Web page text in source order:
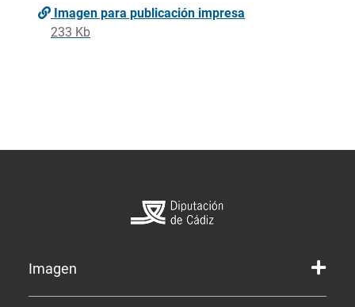
Imagen para publicación impresa
233 Kb
Imagen